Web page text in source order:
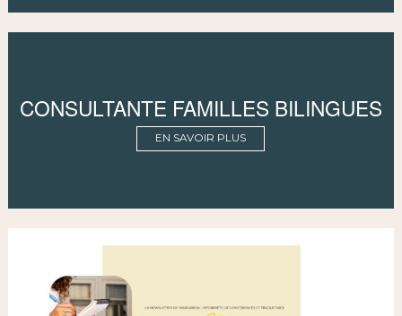
CONSULTANTE FAMILLES BILINGUES
EN SAVOIR PLUS